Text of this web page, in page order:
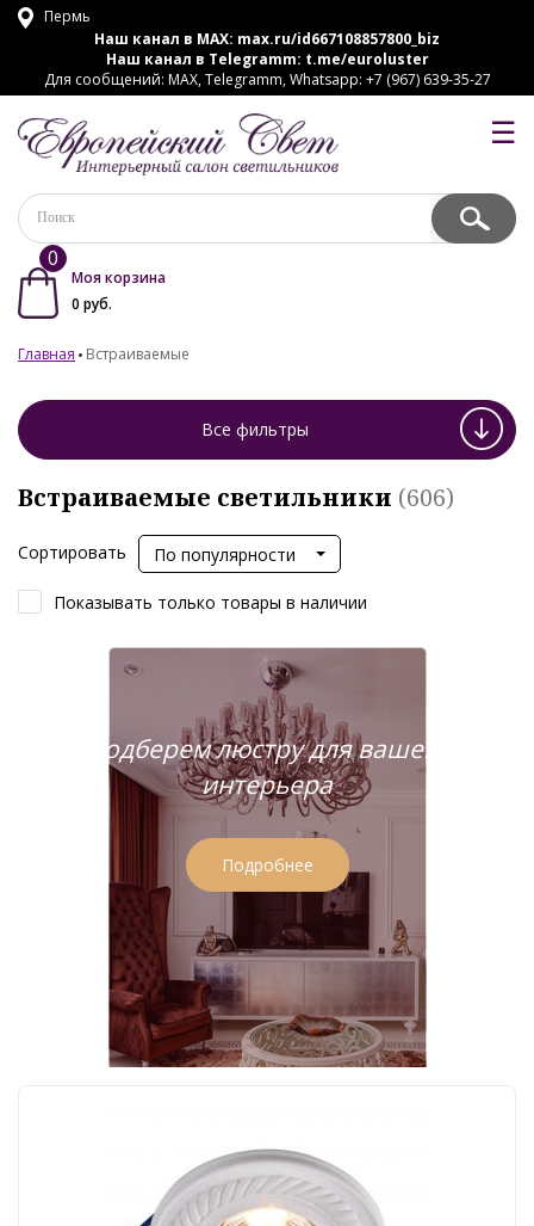
Пермь
Наш канал в MAX: max.ru/id667108857800_biz
Наш канал в Telegramm: t.me/euroluster
Для сообщений: MAX, Telegramm, Whatsapp: +7 (967) 639-35-27
☰
0
Моя корзина
0 руб.
Главная Встраиваемые
Все фильтры
Встраиваемые светильники (606)
Сортировать По популярности
Показывать только товары в наличии
Подберем люстру для вашего
интерьера
Подробнее